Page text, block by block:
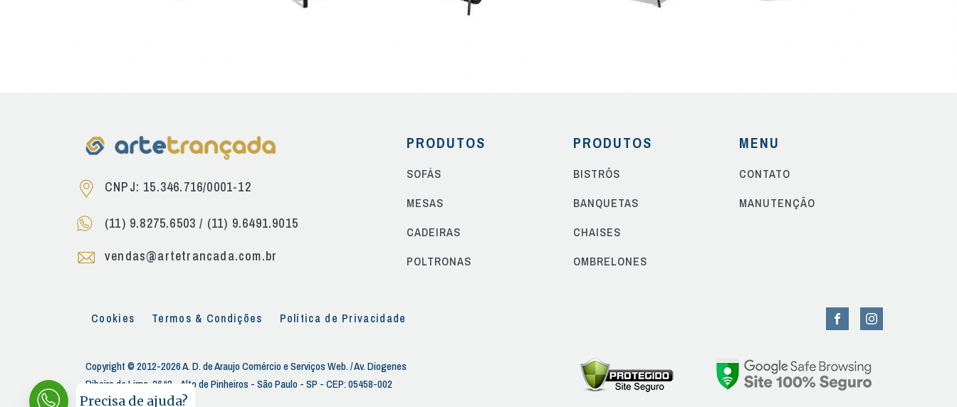
CNPJ: 15.346.716/0001-12
(11) 9.8275.6503 / (11) 9.6491.9015
vendas@artetrancada.com.br
PRODUTOS
SOFÁS
MESAS
CADEIRAS
POLTRONAS
PRODUTOS
BISTRÔS
BANQUETAS
CHAISES
OMBRELONES
MENU
CONTATO
MANUTENÇÃO
Cookies Termos & Condições Política de Privacidade
Copyright © 2012-2026 A. D. de Araujo Comércio e Serviços Web. / Av. Diogenes
Ribeiro de Lima, 2642 - Alto de Pinheiros - São Paulo - SP - CEP: 05458-002
Precisa de ajuda?